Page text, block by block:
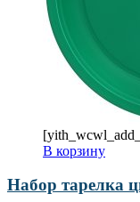
В корзину
Набор тарелка